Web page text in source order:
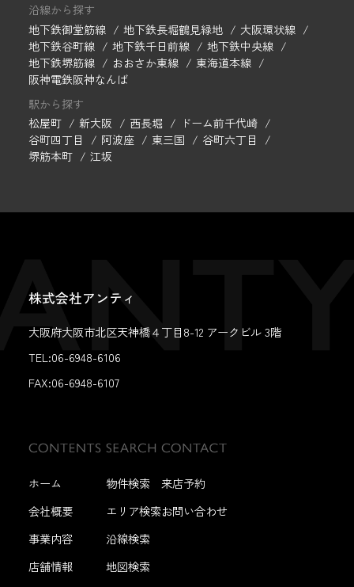
沿線から探す
地下鉄御堂筋線
地下鉄長堀鶴見緑地
大阪環状線
地下鉄谷町線
地下鉄千日前線
地下鉄中央線
地下鉄堺筋線
おおさか東線
東海道本線
阪神電鉄阪神なんば
駅から探す
松屋町
新大阪 西長堀
ドーム前千代崎
谷町四丁目
阿波座 東三国
谷町六丁目
堺筋本町
江坂
株式会社アンティ
大阪府大阪市北区天神橋４丁目8-12 アークビル 3階
TEL:06-6948-6106
FAX:06-6948-6107
ホーム
会社概要
事業内容
店舗情報
物件検索
エリア検索
沿線検索
地図検索
来店予約
お問い合わせ